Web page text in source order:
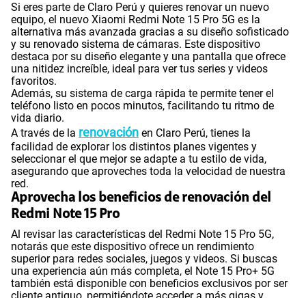
Si eres parte de Claro Perú y quieres renovar un nuevo
equipo, el nuevo Xiaomi Redmi Note 15 Pro 5G es la
alternativa más avanzada gracias a su diseño sofisticado
y su renovado sistema de cámaras. Este dispositivo
destaca por su diseño elegante y una pantalla que ofrece
una nitidez increíble, ideal para ver tus series y videos
favoritos.
Además, su sistema de carga rápida te permite tener el
teléfono listo en pocos minutos, facilitando tu ritmo de
vida diario.
A través de la renovación en Claro Perú, tienes la
facilidad de explorar los distintos planes vigentes y
seleccionar el que mejor se adapte a tu estilo de vida,
asegurando que aproveches toda la velocidad de nuestra
red.
Aprovecha los beneficios de renovación del
Redmi Note 15 Pro
Al revisar las características del Redmi Note 15 Pro 5G,
notarás que este dispositivo ofrece un rendimiento
superior para redes sociales, juegos y videos. Si buscas
una experiencia aún más completa, el Note 15 Pro+ 5G
también está disponible con beneficios exclusivos por ser